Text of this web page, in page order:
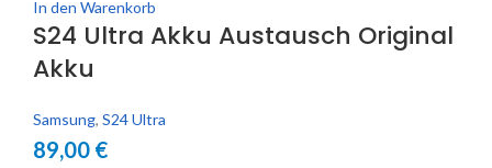
In den Warenkorb
S24 Ultra Akku Austausch Original
Akku
Samsung, S24 Ultra
89,00 €